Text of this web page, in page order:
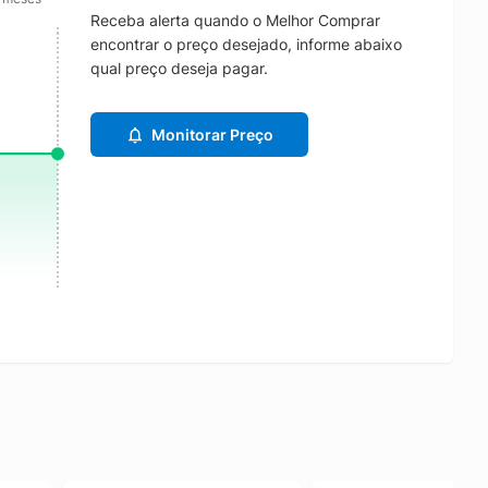
Receba alerta quando o Melhor Comprar
encontrar o preço desejado, informe abaixo
qual preço deseja pagar.
Monitorar Preço